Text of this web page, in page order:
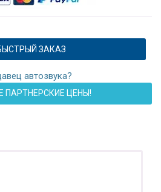
ЗАКАЗ
автозвука?
ПАРТНЕРСКИЕ ЦЕНЫ!